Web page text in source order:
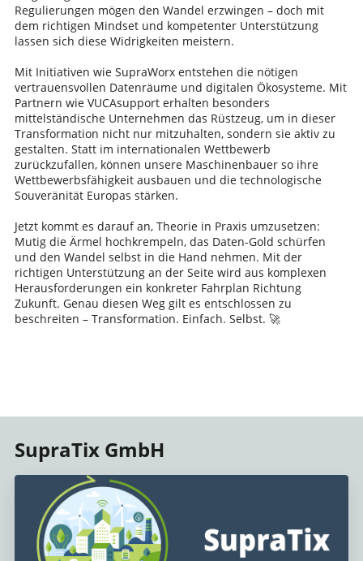
Regulierungen mögen den Wandel erzwingen – doch mit
dem richtigen Mindset und kompetenter Unterstützung
lassen sich diese Widrigkeiten meistern.
Mit Initiativen wie SupraWorx entstehen die nötigen
vertrauensvollen Datenräume und digitalen Ökosysteme. Mit
Partnern wie VUCAsupport erhalten besonders
mittelständische Unternehmen das Rüstzeug, um in dieser
Transformation nicht nur mitzuhalten, sondern sie aktiv zu
gestalten. Statt im internationalen Wettbewerb
zurückzufallen, können unsere Maschinenbauer so ihre
Wettbewerbsfähigkeit ausbauen und die technologische
Souveränität Europas stärken.
Jetzt kommt es darauf an, Theorie in Praxis umzusetzen:
Mutig die Ärmel hochkrempeln, das Daten-Gold schürfen
und den Wandel selbst in die Hand nehmen. Mit der
richtigen Unterstützung an der Seite wird aus komplexen
Herausforderungen ein konkreter Fahrplan Richtung
Zukunft. Genau diesen Weg gilt es entschlossen zu
beschreiten – Transformation. Einfach. Selbst. 🚀
SupraTix GmbH